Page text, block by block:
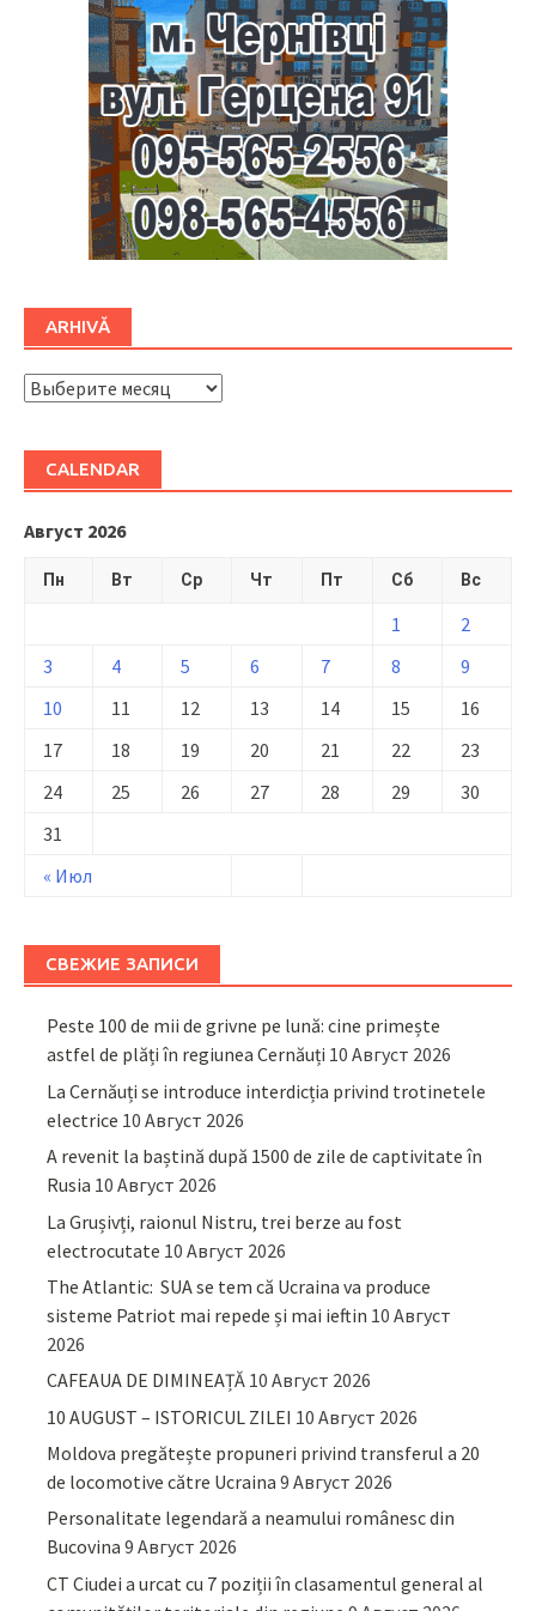
ARHIVĂ
ARHIVĂ
CALENDAR
Август 2026
Пн Вт Ср Чт Пт Сб Вс
« Июл
1
2
3
4 5 6 7 8
9
10
11 12 13 14 15
16
17
18 19 20 21 22
23
24
25 26 27 28 29
30
31
СВЕЖИЕ ЗАПИСИ
Peste 100 de mii de grivne pe lună: cine primește
astfel de plăți în regiunea Cernăuți 10 Август 2026
La Cernăuți se introduce interdicția privind trotinetele
electrice 10 Август 2026
A revenit la baștină după 1500 de zile de captivitate în
Rusia 10 Август 2026
La Grușivți, raionul Nistru, trei berze au fost
electrocutate 10 Август 2026
The Atlantic: SUA se tem că Ucraina va produce
sisteme Patriot mai repede și mai ieftin 10 Август
2026
CAFEAUA DE DIMINEAȚĂ 10 Август 2026
10 AUGUST – ISTORICUL ZILEI 10 Август 2026
Moldova pregătește propuneri privind transferul a 20
de locomotive către Ucraina 9 Август 2026
Personalitate legendară a neamului românesc din
Bucovina 9 Август 2026
CT Ciudei a urcat cu 7 poziții în clasamentul general al